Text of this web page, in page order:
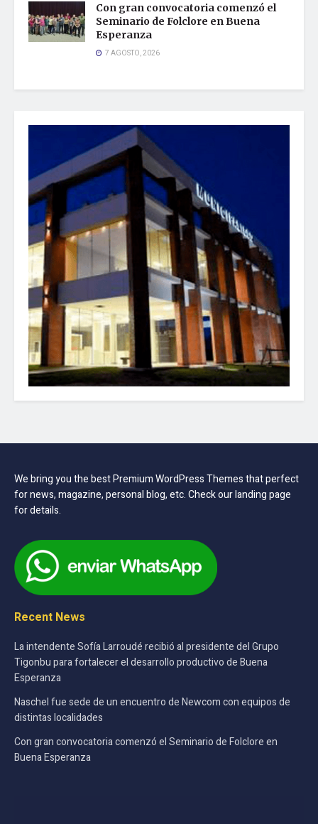
Con gran convocatoria comenzó el
Seminario de Folclore en Buena
Esperanza
7 AGOSTO, 2026
We bring you the best Premium WordPress Themes that perfect
for news, magazine, personal blog, etc. Check our landing page
for details.
Recent News
La intendente Sofía Larroudé recibió al presidente del Grupo
Tigonbu para fortalecer el desarrollo productivo de Buena
Esperanza
Naschel fue sede de un encuentro de Newcom con equipos de
distintas localidades
Con gran convocatoria comenzó el Seminario de Folclore en
Buena Esperanza